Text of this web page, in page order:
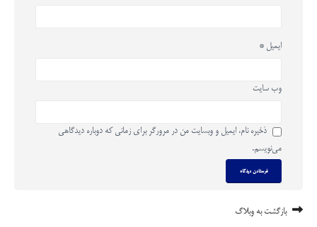
ایمیل *
وب‌ سایت
ذخیره نام، ایمیل و وبسایت من در مرورگر برای زمانی که دوباره دیدگاهی
می‌نویسم.
بازگشت به وبلاگ